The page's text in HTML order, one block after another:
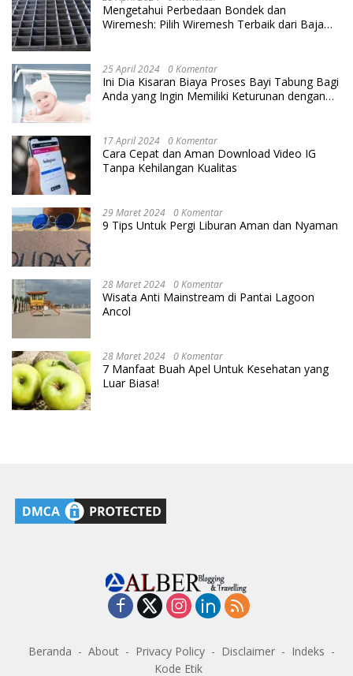
Mengetahui Perbedaan Bondek dan
Wiremesh: Pilih Wiremesh Terbaik dari Baja
25 April 2024 0 Komentar
Ini Dia Kisaran Biaya Proses Bayi Tabung Bagi
Anda yang Ingin Memiliki Keturunan dengan
17 April 2024 0 Komentar
Cara Cepat dan Aman Download Video IG
Tanpa Kehilangan Kualitas
29 Maret 2024 0 Komentar
9 Tips Untuk Pergi Liburan Aman dan Nyaman
28 Maret 2024 0 Komentar
Wisata Anti Mainstream di Pantai Lagoon
Ancol
28 Maret 2024 0 Komentar
7 Manfaat Buah Apel Untuk Kesehatan yang
Luar Biasa!
Beranda About Privacy Policy Disclaimer
Indeks
Kode Etik